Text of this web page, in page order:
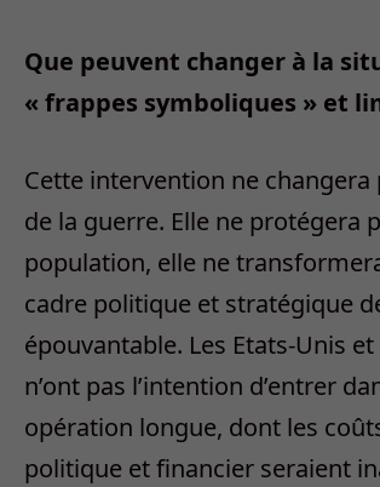
Que peuvent changer à la
« frappes symboliques » et
Cette intervention ne changera
de la guerre. Elle ne protégera
population, elle ne
cadre politique et stratégique
épouvantable. Les Etats-Unis
n’ont pas l’intention d’entrer
opération longue, dont les
politique et financier seraient